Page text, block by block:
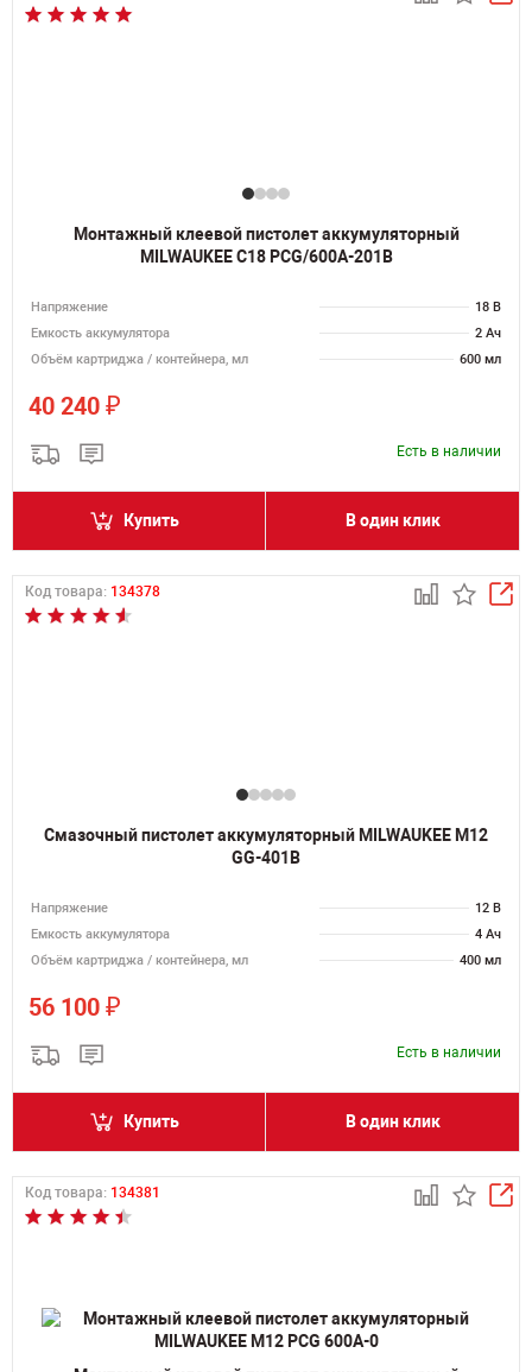
Монтажный клеевой пистолет аккумуляторный
MILWAUKEE C18 PCG/600A-201B
Напряжение
18 В
Емкость аккумулятора
2 Ач
Объём картриджа / контейнера, мл
600 мл
40 240 ₽
Есть в наличии
Купить В один клик
Код товара: 134378
Смазочный пистолет аккумуляторный MILWAUKEE M12
GG-401B
Напряжение
12 В
Емкость аккумулятора
4 Ач
Объём картриджа / контейнера, мл
400 мл
56 100 ₽
Есть в наличии
Купить В один клик
Код товара: 134381